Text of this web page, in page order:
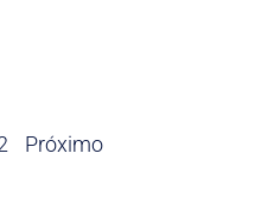
Próximo